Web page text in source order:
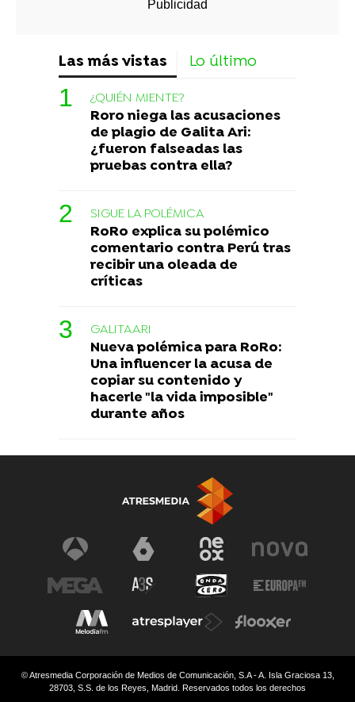
Las más vistas Lo último
¿QUIÉN MIENTE?
Roro niega las acusaciones
de plagio de Galita Ari:
¿fueron falseadas las
pruebas contra ella?
SIGUE LA POLÉMICA
RoRo explica su polémico
comentario contra Perú tras
recibir una oleada de
críticas
GALITAARI
Nueva polémica para RoRo:
Una influencer la acusa de
copiar su contenido y
hacerle "la vida imposible"
durante años
© Atresmedia Corporación de Medios de Comunicación, S.A - A. Isla Graciosa 13,
28703, S.S. de los Reyes, Madrid. Reservados todos los derechos